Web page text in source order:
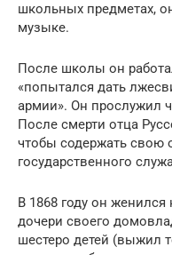
школьных предметах,
музыке.
После школы он
«попытался дать
армии». Он прослужил
После смерти отца
чтобы содержать свою
государственного
В 1868 году он женился
дочери своего
шестеро детей (выжил